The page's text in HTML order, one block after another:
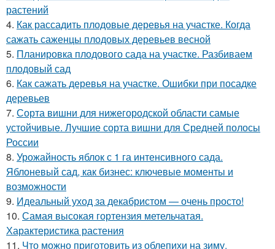
растений
4. Как рассадить плодовые деревья на участке. Когда
сажать саженцы плодовых деревьев весной
5. Планировка плодового сада на участке. Разбиваем
плодовый сад
6. Как сажать деревья на участке. Ошибки при посадке
деревьев
7. Сорта вишни для нижегородской области самые
устойчивые. Лучшие сорта вишни для Средней полосы
России
8. Урожайность яблок с 1 га интенсивного сада.
Яблоневый сад, как бизнес: ключевые моменты и
возможности
9. Идеальный уход за декабристом — очень просто!
10. Самая высокая гортензия метельчатая.
Характеристика растения
11. Что можно приготовить из облепихи на зиму.